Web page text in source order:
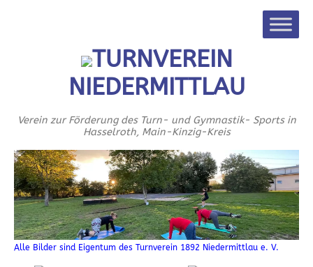
TURNVEREIN
NIEDERMITTLAU
Verein zur Förderung des Turn- und Gymnastik- Sports in
Hasselroth, Main-Kinzig-Kreis
Alle Bilder sind Eigentum des Turnverein 1892 Niedermittlau e. V.